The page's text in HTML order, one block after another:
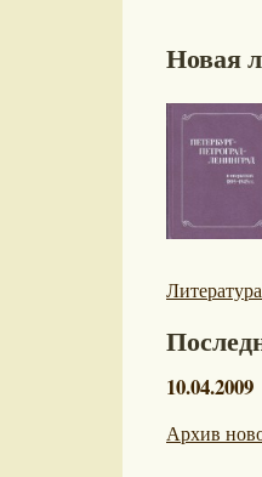
Новая
10.04.2009
Архив